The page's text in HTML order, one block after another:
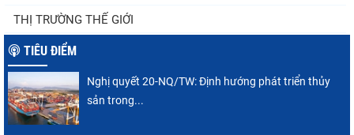
Thuế Mục 301 và bài toán thích ứng của
tôm Việt tại thị...
Nguồn cung giảm, giá cá rô phi Trung Quốc
THỊ TRƯỜNG THẾ GIỚI
TIÊU ĐIỂM
Nghị quyết 20-NQ/TW: Định hướng phát triển thủy
sản trong...